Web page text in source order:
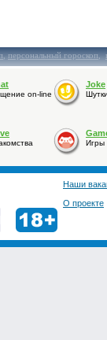
,персональный гороскоп,
on-line
Joke
Игры
Наши
О проекте